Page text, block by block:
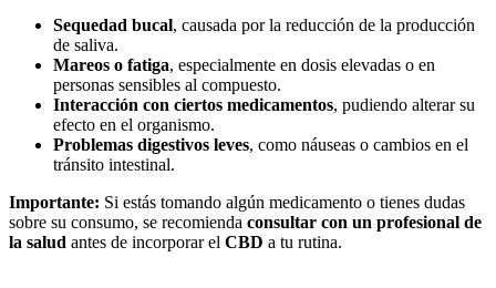
Sequedad bucal, causada por la reducción de la producción
de saliva.
Mareos o fatiga, especialmente en dosis elevadas o en
personas sensibles al compuesto.
Interacción con ciertos medicamentos, pudiendo alterar su
efecto en el organismo.
Problemas digestivos leves, como náuseas o cambios en el
tránsito intestinal.
Importante: Si estás tomando algún medicamento o tienes dudas
sobre su consumo, se recomienda consultar con un profesional de
la salud antes de incorporar el CBD a tu rutina.